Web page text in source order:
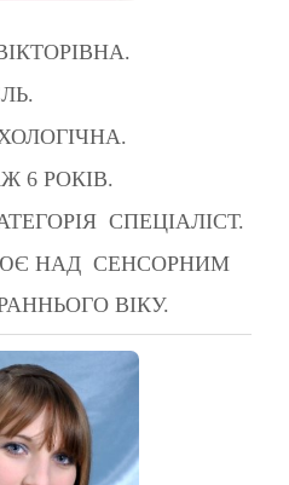
6 РОКІВ.
СПЕЦІАЛІСТ.
НАД СЕНСОРНИМ
ВІКУ.